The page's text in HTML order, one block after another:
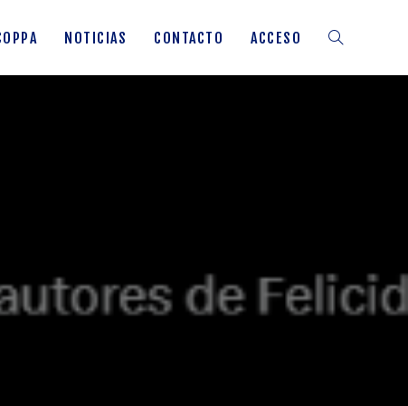
NOTICIAS CONTACTO ACCESO ALTERNAR